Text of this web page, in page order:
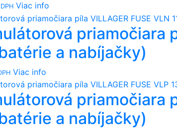
Viac info
priamočiara
a nabíjačky)
Viac info
priamočiara
a nabíjačky)